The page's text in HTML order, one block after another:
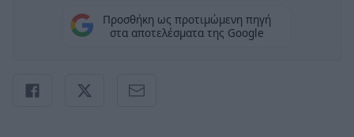
Προσθήκη ως προτιμώμενη πηγή
στα αποτελέσματα της Google